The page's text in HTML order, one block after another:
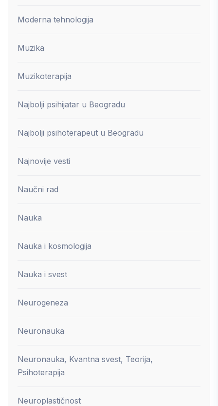
Moderna tehnologija
Muzika
Muzikoterapija
Najbolji psihijatar u Beogradu
Najbolji psihoterapeut u Beogradu
Najnovije vesti
Naučni rad
Nauka
Nauka i kosmologija
Nauka i svest
Neurogeneza
Neuronauka
Neuronauka, Kvantna svest, Teorija,
Psihoterapija
Neuroplastičnost